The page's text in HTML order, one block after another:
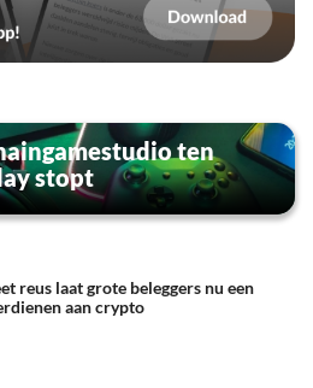
ten
stopt
reus laat grote beleggers nu een
aan crypto